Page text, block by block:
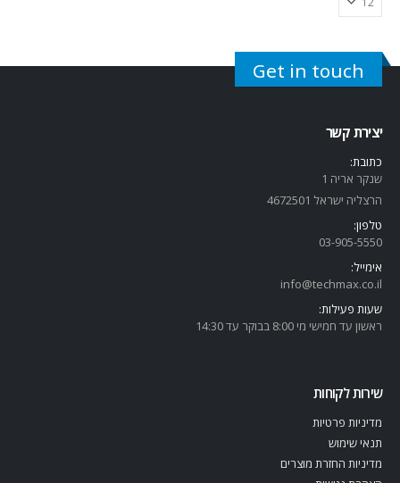
Get in touch
יצירת קשר
כתובת:
שנקר אריה 1
הרצליה ישראל 4672501
טלפון:
03-905-5550
אימייל:
info@techmax.co.il
שעות פעילות:
ראשון עד חמישי מי 8:00 בבוקר עד 14:30
שירות לקוחות
מדיניות פרטיות
תנאי שימוש
מדיניות החזרת מוצרים